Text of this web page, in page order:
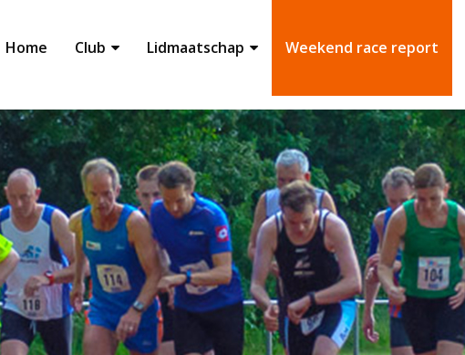
Home Club Lidmaatschap Weekend race report